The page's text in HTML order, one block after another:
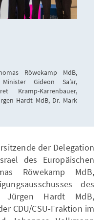
Röwekamp MdB,
Gideon Sa’ar,
Kramp-Karrenbauer,
Hardt MdB, Dr. Mark
der Delegation
des Europäischen
Röwekamp MdB,
des
Jürgen Hardt MdB,
CDU/CSU-Fraktion im